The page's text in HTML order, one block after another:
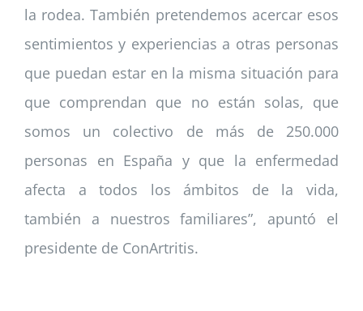
la rodea. También pretendemos acercar esos
sentimientos y experiencias a otras personas
que puedan estar en la misma situación para
que comprendan que no están solas, que
somos un colectivo de más de 250.000
personas en España y que la enfermedad
afecta a todos los ámbitos de la vida,
también a nuestros familiares”, apuntó el
presidente de ConArtritis.